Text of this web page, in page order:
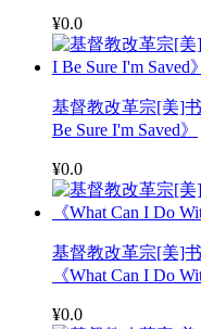
¥0.0
基督教改革宗[美]
Be Sure I'm Saved》
¥0.0
基督教改革宗[美]
《What Can I Do
¥0.0